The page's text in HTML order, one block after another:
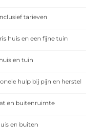
tarieven
huis en een fijne tuin
en tuin
hulp bij pijn en herstel
en buitenruimte
en buiten